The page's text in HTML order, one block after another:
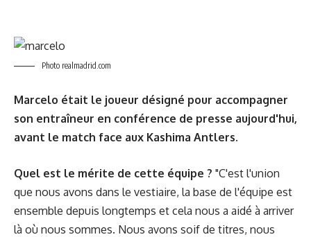
Photo realmadrid.com
Marcelo était le joueur désigné pour accompagner
son entraîneur en conférence de presse aujourd'hui,
avant le match face aux Kashima Antlers.
Quel est le mérite de cette équipe ? "C'est l'union
que nous avons dans le vestiaire, la base de l'équipe est
ensemble depuis longtemps et cela nous a aidé à arriver
là où nous sommes. Nous avons soif de titres, nous